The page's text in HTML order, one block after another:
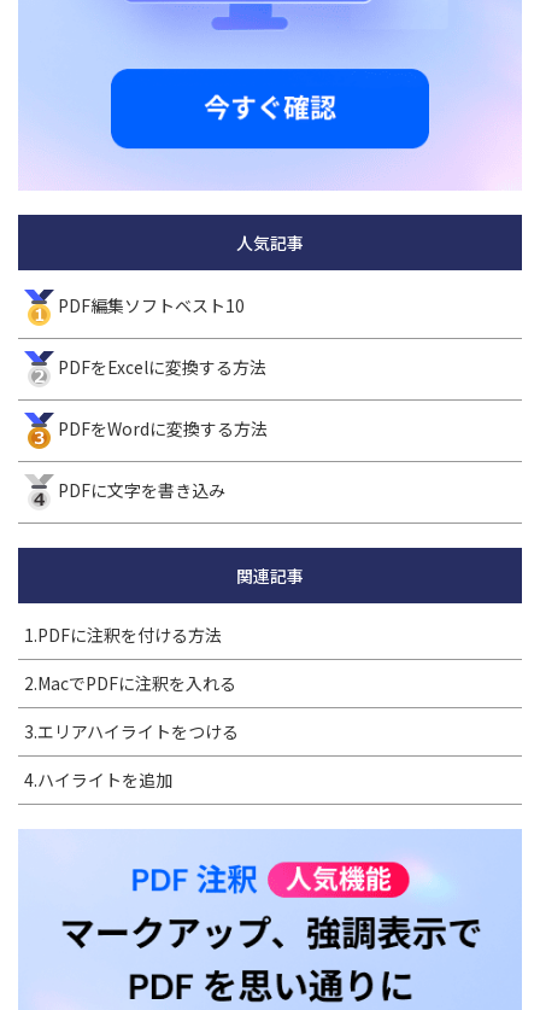
人気記事
PDF編集ソフトベスト10
PDFをExcelに変換する方法
PDFをWordに変換する方法
PDFに文字を書き込み
関連記事
1.PDFに注釈を付ける方法
2.MacでPDFに注釈を入れる
3.エリアハイライトをつける
4.ハイライトを追加